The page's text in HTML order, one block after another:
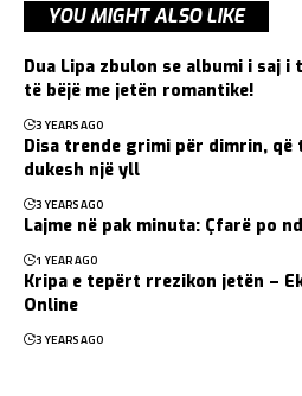
YOU MIGHT ALSO LIKE
Dua Lipa zbulon se albumi i saj i
të bëjë me jetën romantike!
3 YEARS AGO
Disa trende grimi për dimrin, që
dukesh një yll
3 YEARS AGO
Lajme në pak minuta: Çfarë po
1 YEAR AGO
Kripa e tepërt rrezikon jetën –
Online
3 YEARS AGO